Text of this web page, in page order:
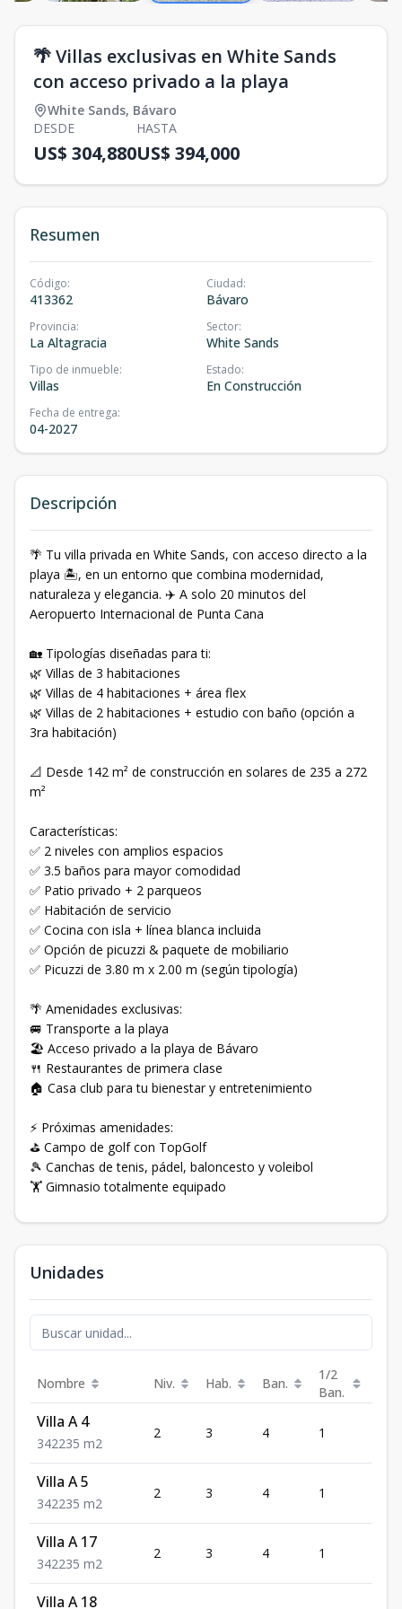
🌴 Villas exclusivas en White Sands
con acceso privado a la playa
White Sands, Bávaro
DESDE
US$ 304,880
HASTA
US$ 394,000
Resumen
Código:
413362
Ciudad:
Bávaro
Provincia:
La Altagracia
Sector:
White Sands
Tipo de inmueble:
Villas
Estado:
En Construcción
Fecha de entrega:
04-2027
Descripción
🌴 Tu villa privada en White Sands, con acceso directo a la
playa 🏝️, en un entorno que combina modernidad,
naturaleza y elegancia. ✈️ A solo 20 minutos del
Aeropuerto Internacional de Punta Cana
🏡 Tipologías diseñadas para ti:
🌿 Villas de 3 habitaciones
🌿 Villas de 4 habitaciones + área flex
🌿 Villas de 2 habitaciones + estudio con baño (opción a
3ra habitación)
📐 Desde 142 m² de construcción en solares de 235 a 272
m²
Características:
✅ 2 niveles con amplios espacios
✅ 3.5 baños para mayor comodidad
✅ Patio privado + 2 parqueos
✅ Habitación de servicio
✅ Cocina con isla + línea blanca incluida
✅ Opción de picuzzi & paquete de mobiliario
✅ Picuzzi de 3.80 m x 2.00 m (según tipología)
🌴 Amenidades exclusivas:
🚐 Transporte a la playa
🏖 Acceso privado a la playa de Bávaro
🍴 Restaurantes de primera clase
🏠 Casa club para tu bienestar y entretenimiento
⚡ Próximas amenidades:
⛳ Campo de golf con TopGolf
🎾 Canchas de tenis, pádel, baloncesto y voleibol
🏋 Gimnasio totalmente equipado
Unidades
Nombre Niv. Hab. Ban.
1/2
Ban.
Villa A 4
342235 m2
2 3 4 1
Villa A 5
342235 m2
2 3 4 1
Villa A 17
342235 m2
2 3 4 1
Villa A 18